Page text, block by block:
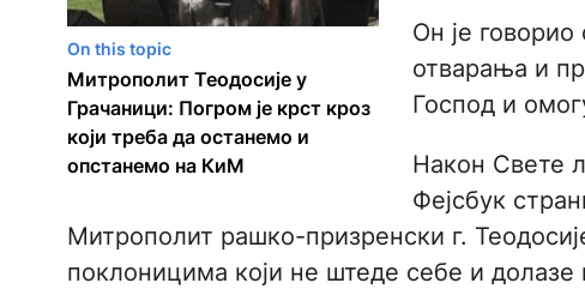
On this topic
Митрополит Теодосије у
Грачаници: Погром је крст кроз
који треба да останемо и
опстанемо на КиМ
Он је
отварања и
Господ и
Након Свете
Фејсбук
Митрополит рашко-призренски г.
поклоницима који не штеде себе и долазе